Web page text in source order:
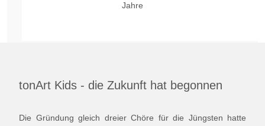
Jahre
tonArt Kids - die Zukunft hat begonnen
Die Gründung gleich dreier Chöre für die Jüngsten hatte